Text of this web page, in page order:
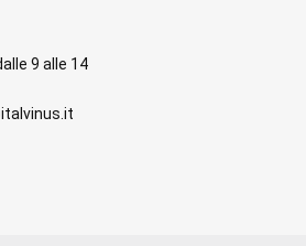
9 alle 14